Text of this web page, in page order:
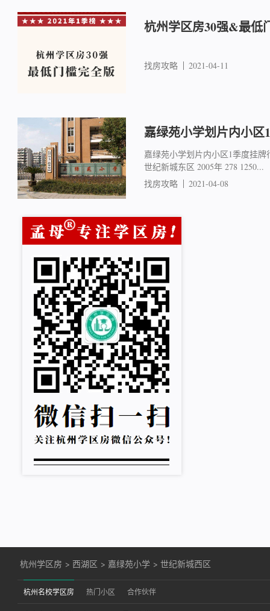
杭州学区房30强&最低
找房攻略 2021-04-11
嘉绿苑小学划片内小区
嘉绿苑小学划片内小区1季度挂
世纪新城东区 2005年 278 1250...
找房攻略
2021-04-08
杭州学区房 > 西湖区 > 嘉绿苑小学 >世纪新城西区
杭州名校学区房 热门小区 合作伙伴